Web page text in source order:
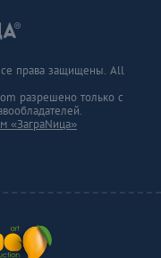
права защищены. All
разрешено только с
«ЗаграNица»